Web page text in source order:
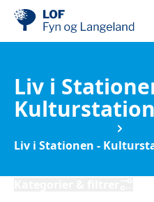
Liv i
Liv i Stationen -